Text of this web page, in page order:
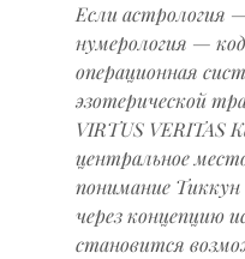
Если астрология
нумерология —
операционная
эзотерической
VIRTUS VERITAS
центральное
понимание
через концепцию
становится